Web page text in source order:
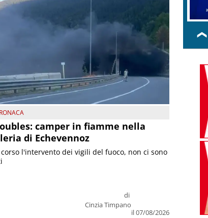
camper in fiamme nella
di Echevennoz
di
Cinzia Timpano
il 07/08/2026
corso l'intervento dei vigili del fuoco, non ci sono
❮